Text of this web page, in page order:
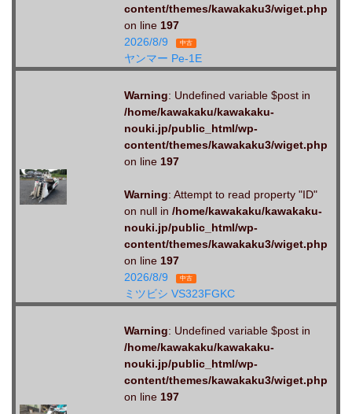
content/themes/kawakaku3/wiget.php
on line 197
2026/8/9
中古
ヤンマー Pe-1E
Warning: Undefined variable $post in
/home/kawakaku/kawakaku-
nouki.jp/public_html/wp-
content/themes/kawakaku3/wiget.php
on line 197
Warning: Attempt to read property "ID"
on null in /home/kawakaku/kawakaku-
nouki.jp/public_html/wp-
content/themes/kawakaku3/wiget.php
on line 197
2026/8/9
中古
ミツビシ VS323FGKC
Warning: Undefined variable $post in
/home/kawakaku/kawakaku-
nouki.jp/public_html/wp-
content/themes/kawakaku3/wiget.php
on line 197